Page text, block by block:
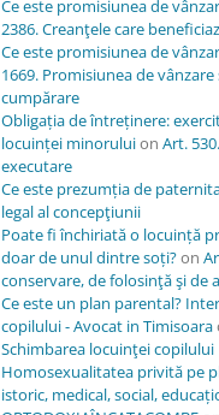
Ce este promisiunea de
2386. Creanţele care
Ce este promisiunea de
1669. Promisiunea de
cumpărare
Obligația de întreținere:
locuinței minoruluion Art.
executare
Ce este prezumția de
legal al concepţiunii
Poate fi închiriată o locuință
doar de unul dintre soți?on
conservare, de folosinţă şi de
Ce este un plan parental?
copilului - Avocat in Timisoara
Schimbarea locuinţei copilului
Homosexualitatea privită pe
istoric, medical, social,